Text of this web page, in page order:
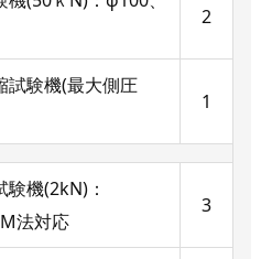
2
試験機(最大側圧
1
機(2kN)：
法対応
3